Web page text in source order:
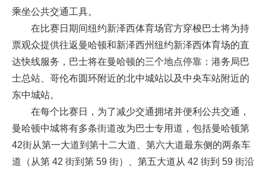
乘坐公共交通工具。
在比赛日期间纽约新泽西体育场官方穿梭巴士将为持
票观众提供往返曼哈顿和新泽西州纽约新泽西体育场的直
达快线服务，巴士将在曼哈顿的三个地点停靠：港务局巴
士总站、哥伦布圆环附近的北中城站以及中央车站附近的
东中城站。
在每个比赛日，为了减少交通拥堵并便利公共交通，
曼哈顿中城将有多条街道改为巴士专用道，包括曼哈顿第
42街从第一大道到第十二大道、第六大道最东侧的两条车
道（从第 42 街到第 59 街）、第五大道从 42 街到 59 街沿